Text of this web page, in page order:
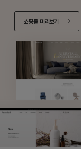
쇼핑몰 미리보기